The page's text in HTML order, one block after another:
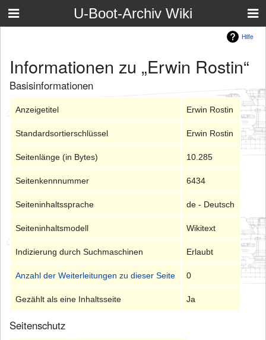
U-Boot-Archiv Wiki
Hilfe
Informationen zu „Erwin Rostin“
Basisinformationen
Anzeigetitel Erwin Rostin
Standardsortierschlüssel Erwin Rostin
Seitenlänge (in Bytes) 10.285
Seitenkennnummer 6434
Seiteninhaltssprache de - Deutsch
Seiteninhaltsmodell Wikitext
Indizierung durch Suchmaschinen Erlaubt
Anzahl der Weiterleitungen zu dieser Seite 0
Gezählt als eine Inhaltsseite Ja
Seitenschutz